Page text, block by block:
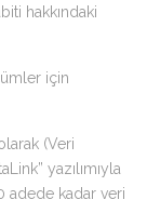
hakkındaki
için
(Veri
yazılımıyla
adede kadar veri